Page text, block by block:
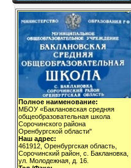
Полное наименование:
МБОУ «Баклановская средняя
общеобразовательная школа
Сорочинского района
Оренбургской области"
Наш адрес:
461912, Оренбургская область,
Сорочинский район, с. Баклановка,
ул. Молодежная, д. 16.